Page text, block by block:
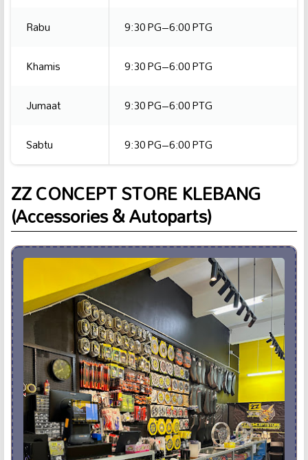
Rabu
9:30 PG–6:00 PTG
Khamis
9:30 PG–6:00 PTG
Jumaat
9:30 PG–6:00 PTG
Sabtu
9:30 PG–6:00 PTG
ZZ CONCEPT STORE KLEBANG
(Accessories & Autoparts)